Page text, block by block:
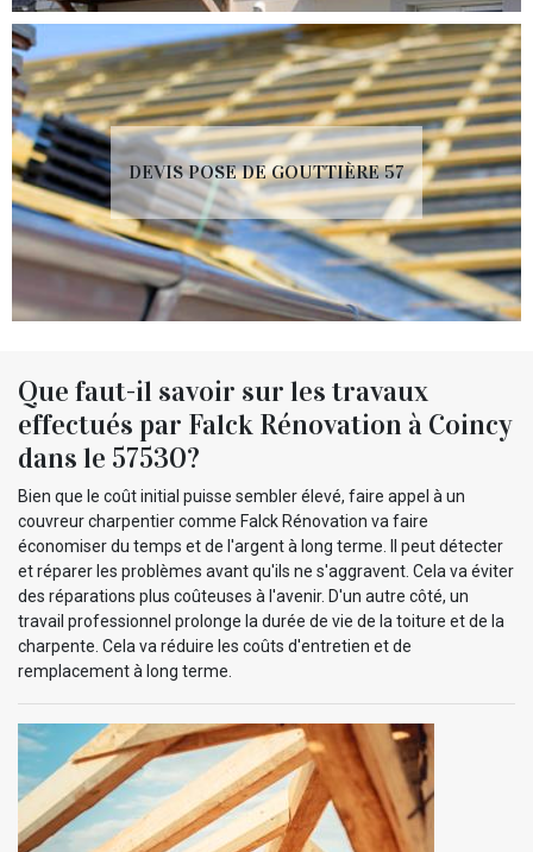
DEVIS POSE DE GOUTTIÈRE 57
Que faut-il savoir sur les travaux
effectués par Falck Rénovation à Coincy
dans le 57530?
Bien que le coût initial puisse sembler élevé, faire appel à un
couvreur charpentier comme Falck Rénovation va faire
économiser du temps et de l'argent à long terme. Il peut détecter
et réparer les problèmes avant qu'ils ne s'aggravent. Cela va éviter
des réparations plus coûteuses à l'avenir. D'un autre côté, un
travail professionnel prolonge la durée de vie de la toiture et de la
charpente. Cela va réduire les coûts d'entretien et de
remplacement à long terme.